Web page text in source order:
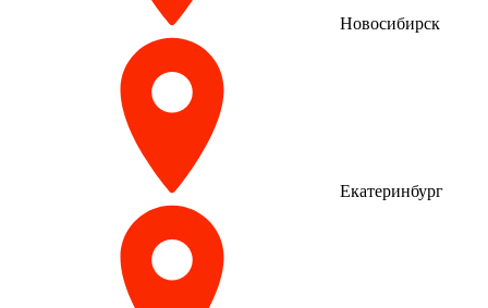
Новосибирск
Екатеринбург